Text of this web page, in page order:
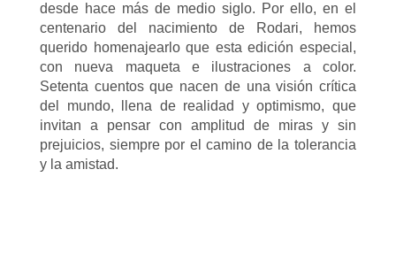
desde hace más de medio siglo. Por ello, en el
centenario del nacimiento de Rodari, hemos
querido homenajearlo que esta edición especial,
con nueva maqueta e ilustraciones a color.
Setenta cuentos que nacen de una visión crítica
del mundo, llena de realidad y optimismo, que
invitan a pensar con amplitud de miras y sin
prejuicios, siempre por el camino de la tolerancia
y la amistad.